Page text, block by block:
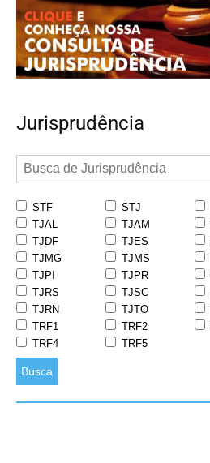
Jurisprudência
STF STJ
TJAL
TJAM
TJDF
TJES
TJMG
TJMS
TJPI
TJPR
TJRS
TJSC
TJRN
TJTO
TRF1
TRF2
TRF4
TRF5
Busca